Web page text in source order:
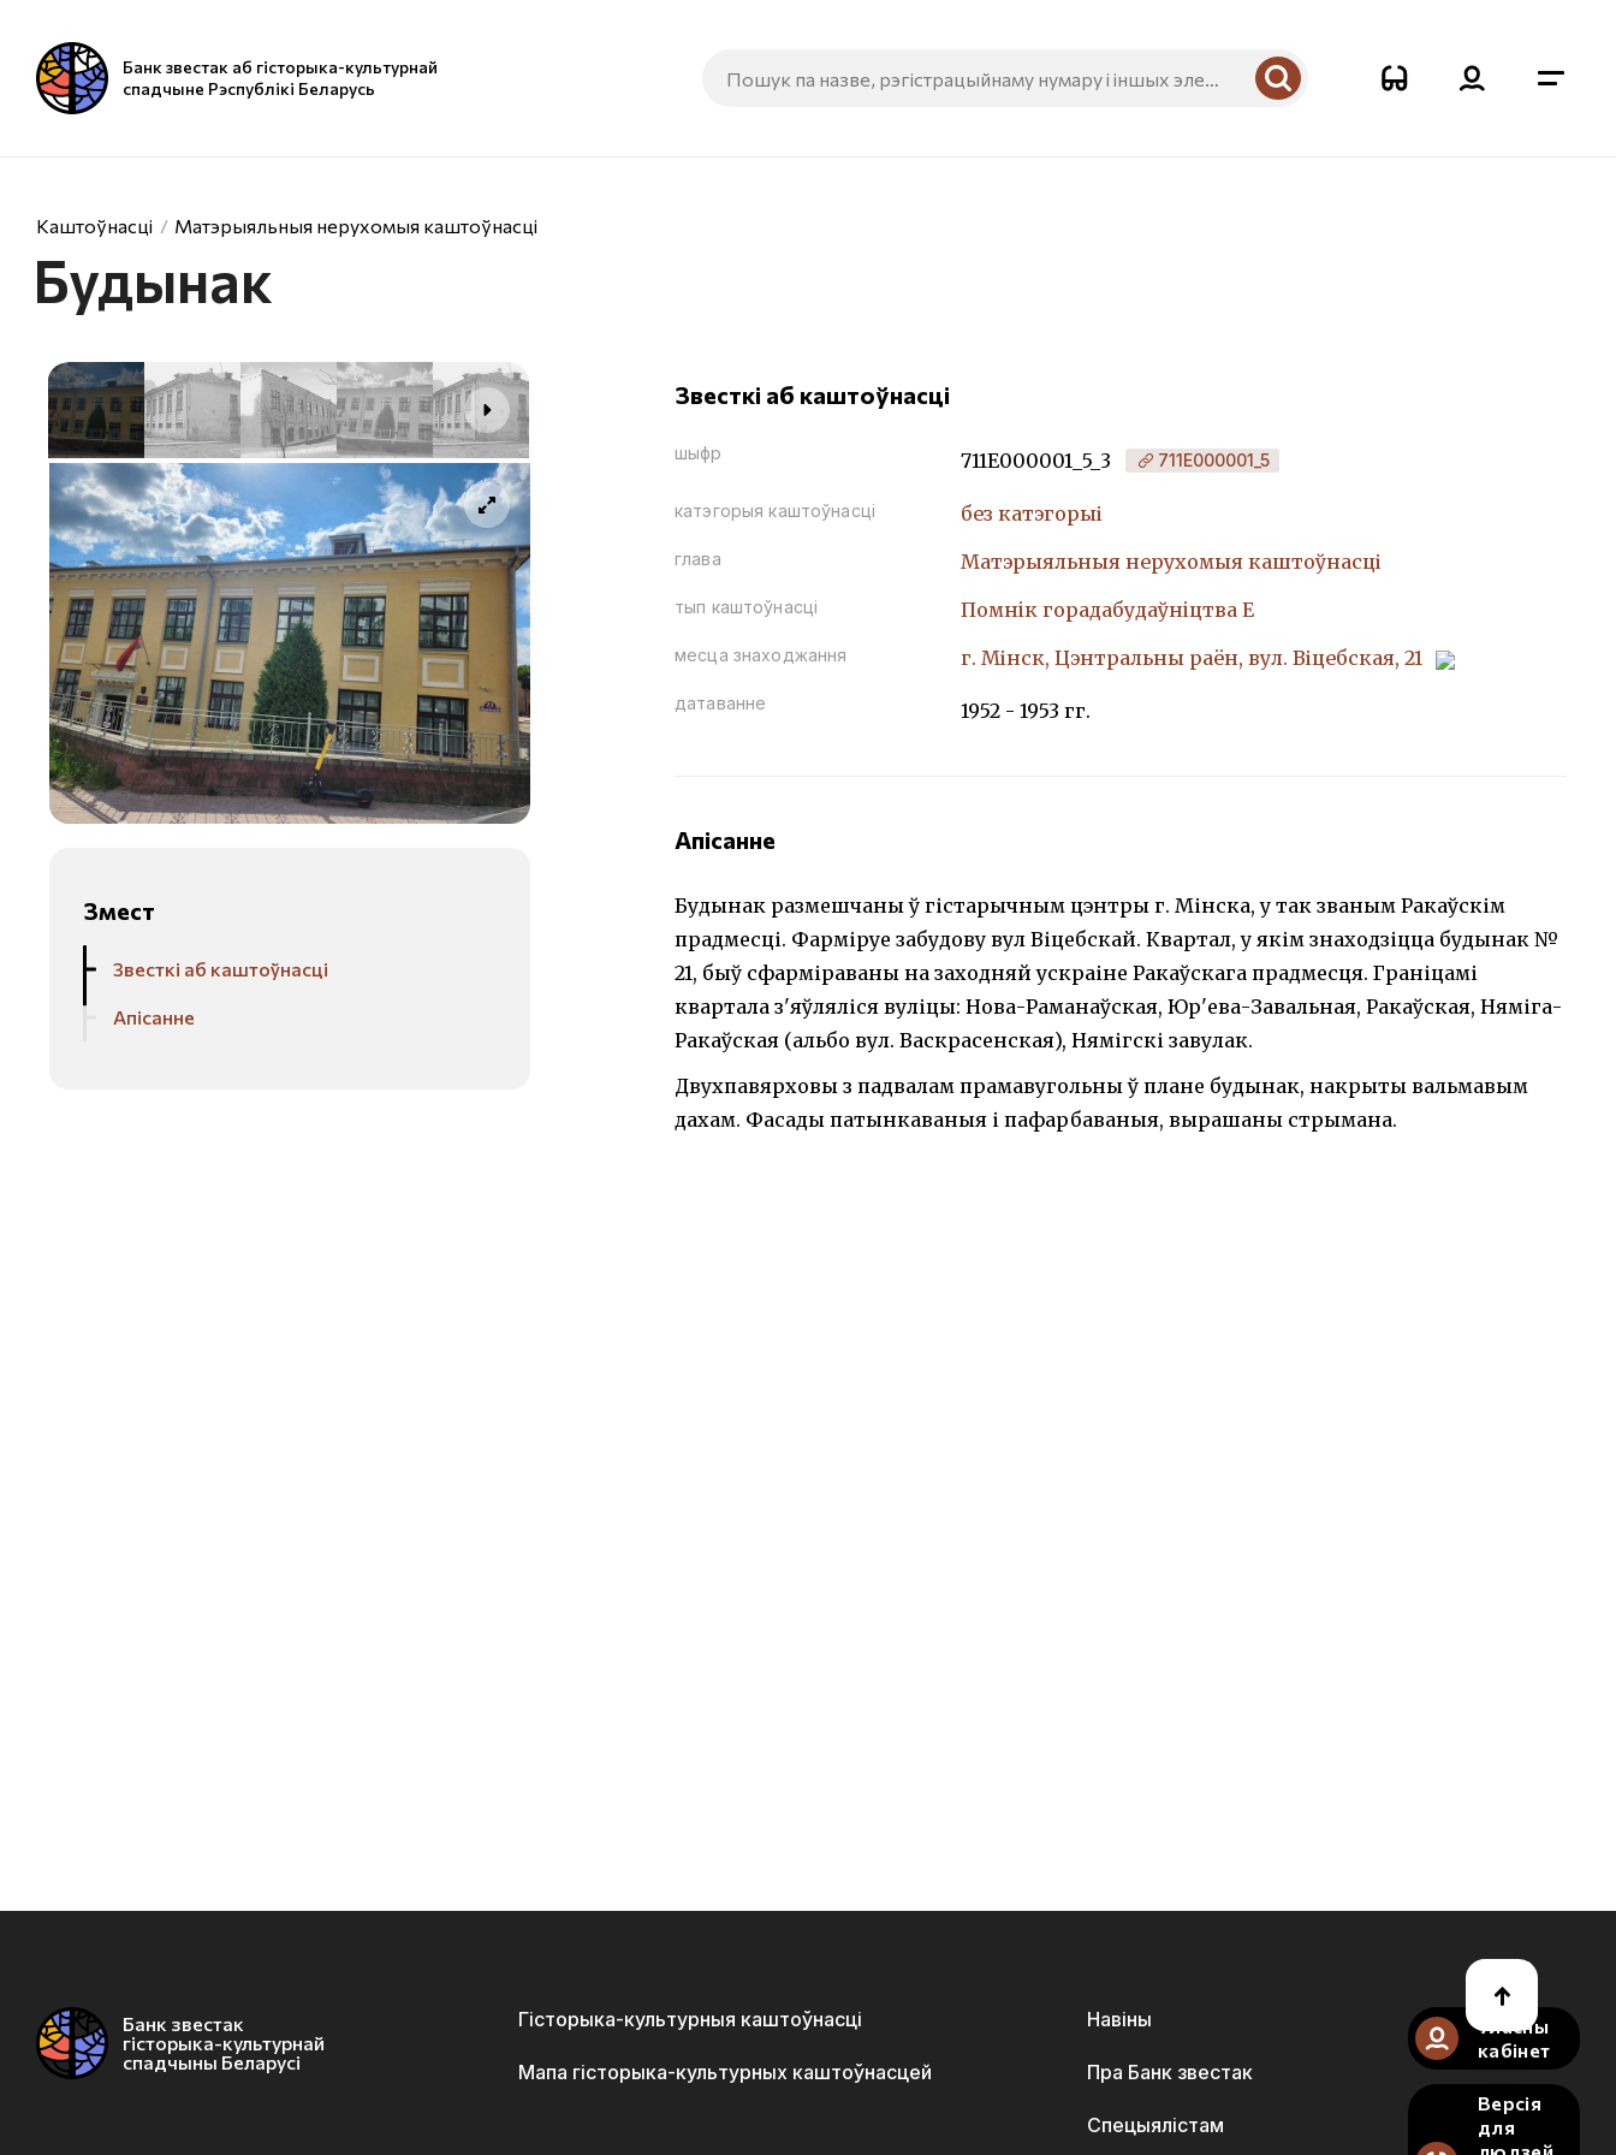
Банк звестак аб гісторыка-культурнай
спадчыне Рэспублікі Беларусь
Каштоўнасці Матэрыяльныя нерухомыя каштоўнасці
Будынак
Змест
Звесткі аб каштоўнасці
Апісанне
Звесткі аб каштоўнасці
шыфр 711Е000001_5_3 711Е000001_5
катэгорыя каштоўнасці без катэгорыі
глава Матэрыяльныя нерухомыя каштоўнасці
тып каштоўнасці Помнiк горадабудаўнiцтва Е
месца знаходжання г. Мінск, Цэнтральны раён, вул. Віцебская, 21
датаванне 1952 - 1953 гг.
Апісанне
Будынак размешчаны ў гістарычным цэнтры г. Мінска, у так званым Ракаўскім
прадмесці. Фарміруе забудову вул Віцебскай. Квартал, у якім знаходзіцца будынак №
21, быў сфарміраваны на заходняй ускраіне Ракаўскага прадмесця. Граніцамі
квартала з'яўляліся вуліцы: Нова-Раманаўская, Юр'ева-Завальная, Ракаўская, Няміга-
Ракаўская (альбо вул. Васкрасенская), Нямігскі завулак.
Двухпавярховы з падвалам прамавугольны ў плане будынак, накрыты вальмавым
дахам. Фасады патынкаваныя і пафарбаваныя, вырашаны стрымана.
Банк звестак
гісторыка-культурнай
спадчыны Беларусі
Гісторыка-культурныя каштоўнасці
Мапа гісторыка-культурных каштоўнасцей
Навіны
Пра Банк звестак
Спецыялістам
Уласны
кабінет
Версія
для